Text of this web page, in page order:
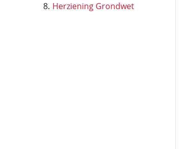
Herziening Grondwet